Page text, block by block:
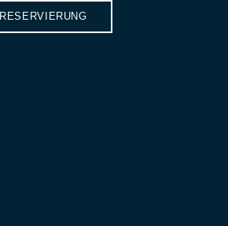
RESERVIERUNG